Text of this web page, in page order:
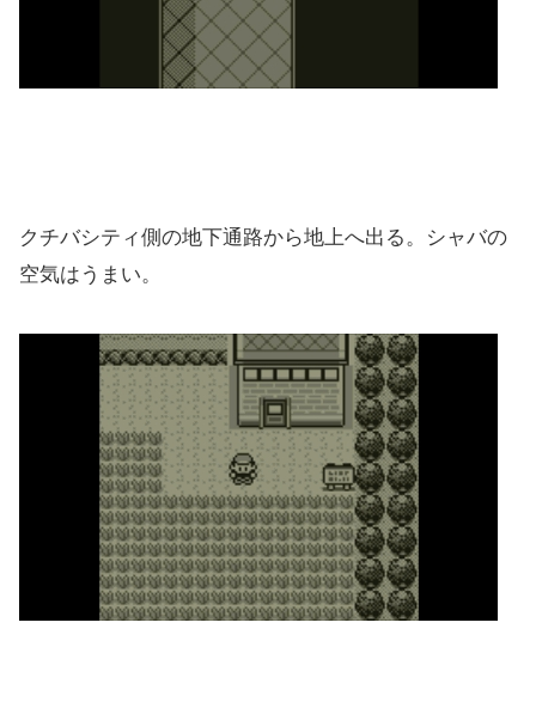
クチバシティ側の地下通路から地上へ出る。シャバの
空気はうまい。